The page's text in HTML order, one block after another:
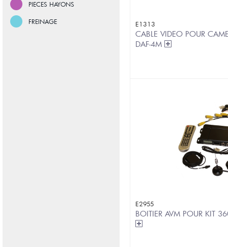
PIECES HAYONS
FREINAGE E1313
CABLE VIDEO POUR
DAF-4M
E2955
BOITIER AVM POUR KIT